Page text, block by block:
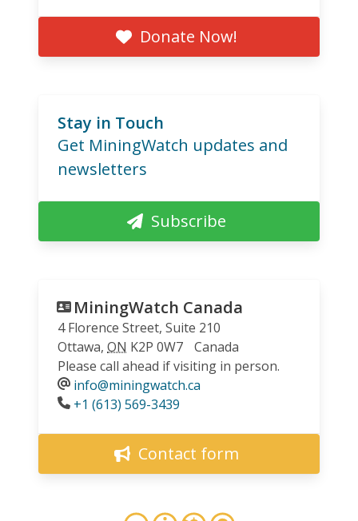
Donate Now!
Stay in Touch
Get MiningWatch updates and
newsletters
Subscribe
MiningWatch Canada
4 Florence Street, Suite 210
Ottawa, ON K2P 0W7
Canada
Please call ahead if visiting in person.
info@miningwatch.ca
Phone
+1 (613) 569-3439
Contact form